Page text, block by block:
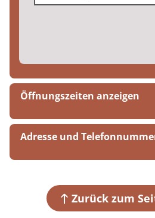
Öffnungszeiten anzeigen
Montag bis Donnerstag,
Adresse und
97980 Bad Mergentheim
Zurück zum